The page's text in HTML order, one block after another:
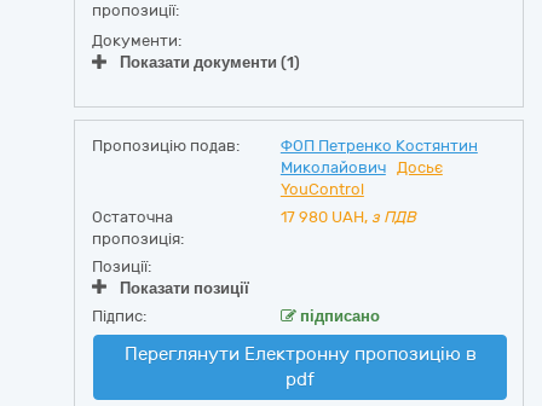
пропозиції:
Документи:
Показати документи (1)
Пропозицію подав:
ФОП Петренко Костянтин
Миколайович
Досьє
YouControl
Остаточна
пропозиція:
17 980 UAH, з ПДВ
Позиції:
Показати позиції
Підпис:
підписано
Переглянути Електронну пропозицію в
pdf